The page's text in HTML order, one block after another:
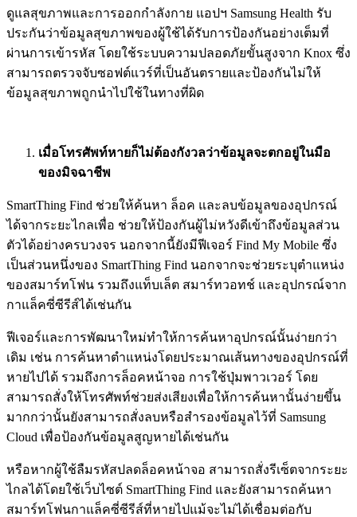
ดูแลสุขภาพและการออกกำลังกาย แอปฯ Samsung Health รับ
ประกันว่าข้อมูลสุขภาพของผู้ใช้ได้รับการป้องกันอย่างเต็มที่
ผ่านการเข้ารหัส โดยใช้ระบบความปลอดภัยขั้นสูงจาก Knox ซึ่ง
สามารถตรวจจับซอฟต์แวร์ที่เป็นอันตรายและป้องกันไม่ให้
ข้อมูลสุขภาพถูกนำไปใช้ในทางที่ผิด
เมื่อโทรศัพท์หายก็ไม่ต้องกังวลว่าข้อมูลจะตกอยู่ในมือ
ของมิจฉาชีพ
SmartThing Find ช่วยให้ค้นหา ล็อค และลบข้อมูลของอุปกรณ์
ได้จากระยะไกลเพื่อ ช่วยให้ป้องกันผู้ไม่หวังดีเข้าถึงข้อมูลส่วน
ตัวได้อย่างครบวงจร นอกจากนี้ยังมีฟีเจอร์ Find My Mobile ซึ่ง
เป็นส่วนหนึ่งของ SmartThing Find นอกจากจะช่วยระบุตำแหน่ง
ของสมาร์ทโฟน รวมถึงแท็บเล็ต สมาร์ทวอทช์ และอุปกรณ์จาก
กาแล็คซี่ซีรีส์ได้เช่นกัน
ฟีเจอร์และการพัฒนาใหม่ทำให้การค้นหาอุปกรณ์นั้นง่ายกว่า
เดิม เช่น การค้นหาตำแหน่งโดยประมาณเส้นทางของอุปกรณ์ที่
หายไปได้ รวมถึงการล็อคหน้าจอ การใช้ปุ่มพาวเวอร์ โดย
สามารถสั่งให้โทรศัพท์ช่วยส่งเสียงเพื่อให้การค้นหานั้นง่ายขึ้น
มากกว่านั้นยังสามารถสั่งลบหรือสำรองข้อมูลไว้ที่ Samsung
Cloud เพื่อป้องกันข้อมูลสูญหายได้เช่นกัน
หรือหากผู้ใช้ลืมรหัสปลดล็อคหน้าจอ สามารถสั่งรีเซ็ตจากระยะ
ไกลได้โดยใช้เว็บไซต์ SmartThing Find และยังสามารถค้นหา
สมาร์ทโฟนกาแล็คซี่ซีรีส์ที่หายไปแม้จะไม่ได้เชื่อมต่อกับ